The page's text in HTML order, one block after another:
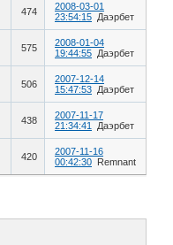
474
2008-03-01
23:54:15 Даэрбет
575
2008-01-04
19:44:55 Даэрбет
506
2007-12-14
15:47:53 Даэрбет
438
2007-11-17
21:34:41
Даэрбет
420
2007-11-16
00:42:30
Remnant